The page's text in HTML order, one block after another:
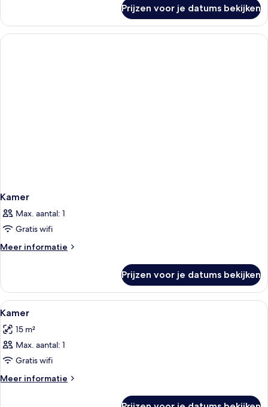
Prijzen voor je datums bekijken
Kamer
Max. aantal: 1
Gratis wifi
Meer informatie
Meer
Prijzen voor je datums bekijken
Alle
foto's
voor
Kamer
laden
Een smalle gang met vier
4
Kamer
15 m²
Max. aantal: 1
Gratis wifi
Meer informatie
Meer